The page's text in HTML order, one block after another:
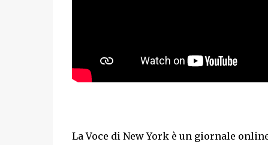
La Voce di New York è un giornale